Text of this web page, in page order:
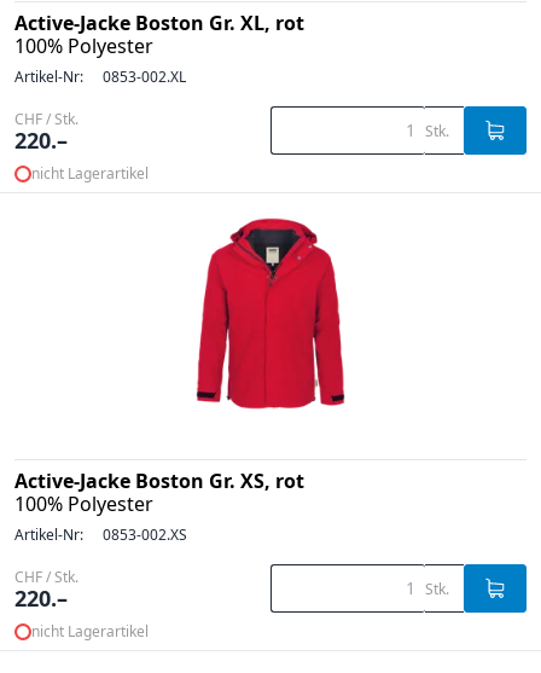
Active-Jacke Boston Gr. XL, rot
100% Polyester
Artikel-Nr: 0853-002.XL
CHF / Stk.
220.– Stk.
nicht Lagerartikel
Active-Jacke Boston Gr. XS, rot
100% Polyester
Artikel-Nr: 0853-002.XS
CHF / Stk.
220.– Stk.
nicht Lagerartikel